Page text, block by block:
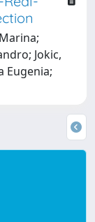
Jokic,
Eugenia;